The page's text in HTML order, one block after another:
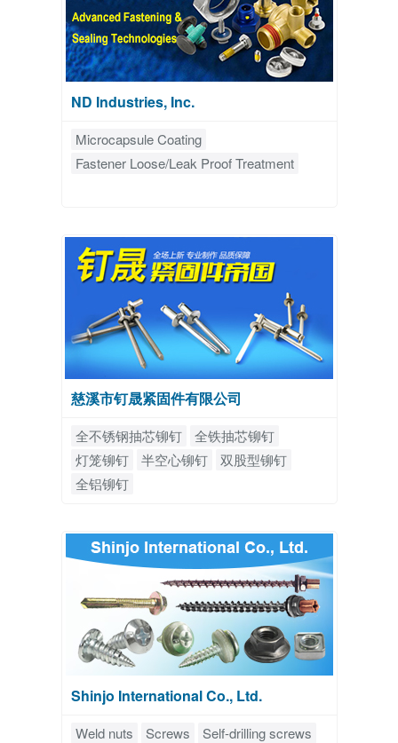
ND Industries, Inc.
Microcapsule Coating
Fastener Loose/Leak Proof Treatment
慈溪市钉晟紧固件有限公司
全不锈钢抽芯铆钉
全铁抽芯铆钉
灯笼铆钉
半空心铆钉
双股型铆钉
全铝铆钉
Shinjo International Co., Ltd.
Weld nuts Screws Self-drilling screws